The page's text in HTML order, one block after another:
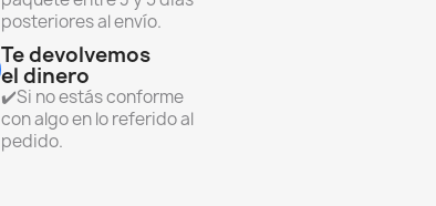
posteriores al envío.
Te devolvemos
el dinero
✔️Si no estás conforme
con algo en lo referido al
pedido.